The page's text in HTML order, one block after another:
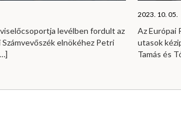
levélben fordult az
elnökéhez Petri
2023. 10. 05.
Az Európai
utasok
Tamás és